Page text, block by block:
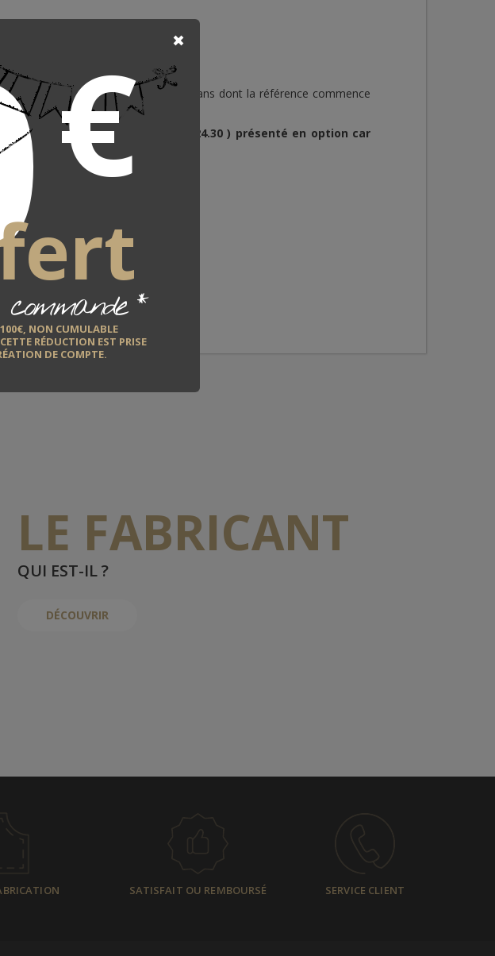
€
*
NON CUMULABLE
RÉDUCTION EST PRISE
DE COMPTE.
karts de la gamme d´âge 4-12 ans dont la référence commence
peuvent pas accueillir de remorque.
crochet d´attelage ( ref : 16.24.30 ) présenté en option car
à l´origine.
LE FABRICANT
QUI EST-IL ?
DÉCOUVRIR
SATISFAIT OU REMBOURSÉ SERVICE CLIENT